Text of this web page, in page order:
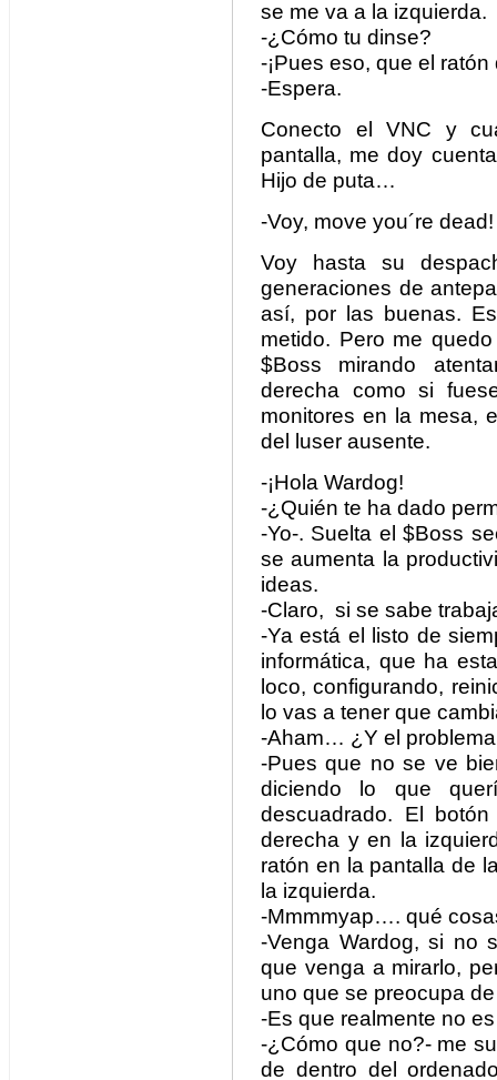
se me va a la izquierda.
-¿Cómo tu dinse?
-¡Pues eso, que el
-Espera.
Conecto el VNC y
pantalla, me doy
Hijo de puta…
-Voy, move you´re dead!
Voy hasta su
generaciones de
así, por las buenas.
metido. Pero me
$Boss mirando
derecha como si
monitores en la mesa,
del luser ausente.
-¡Hola Wardog!
-¿Quién te ha dado
-Yo-. Suelta el $Boss
se aumenta la
ideas.
-Claro, si se sabe
-Ya está el listo de
informática, que ha
loco, configurando,
lo vas a tener que
-Aham… ¿Y el
-Pues que no se ve
diciendo lo que
descuadrado. El
derecha y en la
ratón en la pantalla de
la izquierda.
-Mmmmyap…. qué
-Venga Wardog, si no
que venga a mirarlo,
uno que se preocupa
-Es que realmente no
-¿Cómo que no?- me
de dentro del